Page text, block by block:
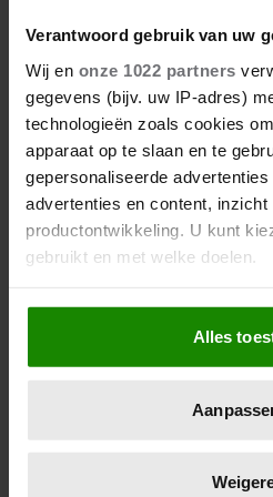
Verantwoord gebruik van uw
Wij en onze 1022 partners
gegevens (bijv. uw IP-adres)
technologieën zoals cookies
apparaat op te slaan en te
gepersonaliseerde
advertenties en content, inzicht
productontwikkeling. U kunt
gebruikt en met welke doelen.
Als u het toestaat, willen we
Informatie verzamelen
locatie, die tot een paar
scannen op specifieke
verwerkt en stel uw voorkeuren
Alles
06/08/2026
BARBRA STREISAND
84-JARIGE LEEFTIJD
KINDERBOEK